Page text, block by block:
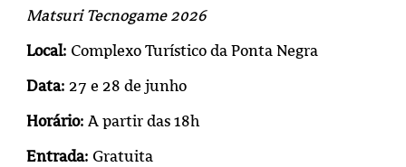
Matsuri Tecnogame 2026
Local: Complexo Turístico da Ponta Negra
Data: 27 e 28 de junho
Horário: A partir das 18h
Entrada: Gratuita